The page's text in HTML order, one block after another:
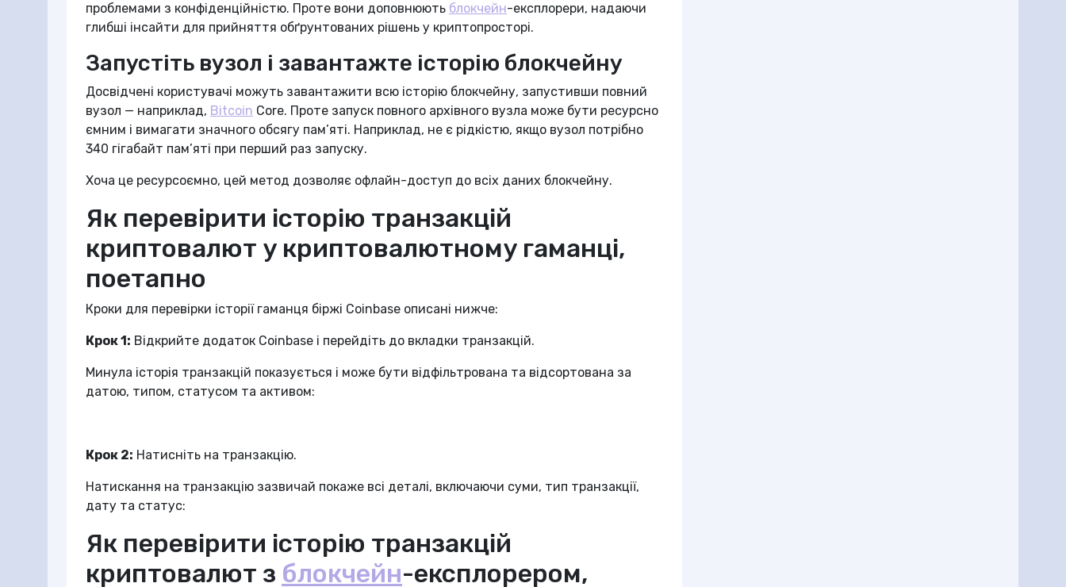
проблемами з конфіденційністю. Проте вони доповнюють блокчейн-експлорери, надаючи
глибші інсайти для прийняття обґрунтованих рішень у криптопросторі.
Запустіть вузол і завантажте історію блокчейну
Досвідчені користувачі можуть завантажити всю історію блокчейну, запустивши повний
вузол — наприклад, Bitcoin Core. Проте запуск повного архівного вузла може бути ресурсно
ємним і вимагати значного обсягу пам’яті. Наприклад, не є рідкістю, якщо вузол потрібно
340 гігабайт пам’яті при перший раз запуску.
Хоча це ресурсоємно, цей метод дозволяє офлайн-доступ до всіх даних блокчейну.
Як перевірити історію транзакцій
криптовалют у криптовалютному гаманці,
поетапно
Кроки для перевірки історії гаманця біржі Coinbase описані нижче:
Крок 1: Відкрийте додаток Coinbase і перейдіть до вкладки транзакцій.
Минула історія транзакцій показується і може бути відфільтрована та відсортована за
датою, типом, статусом та активом:
Крок 2: Натисніть на транзакцію.
Натискання на транзакцію зазвичай покаже всі деталі, включаючи суми, тип транзакції,
дату та статус:
Як перевірити історію транзакцій
криптовалют з блокчейн-експлорером,